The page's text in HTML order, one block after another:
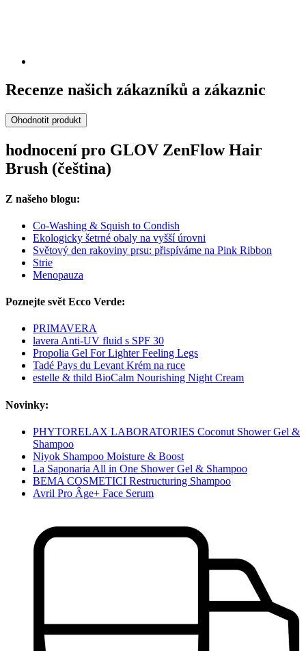
Recenze našich zákazníků a zákaznic
Ohodnotit produkt
hodnocení pro GLOV ZenFlow Hair
Brush (čeština)
Z našeho blogu:
Co-Washing & Squish to Condish
Ekologicky šetrné obaly na vyšší úrovni
Světový den rakoviny prsu: přispíváme na Pink Ribbon
Strie
Menopauza
Poznejte svět Ecco Verde:
PRIMAVERA
lavera Anti-UV fluid s SPF 30
Propolia Gel For Lighter Feeling Legs
Tadé Pays du Levant Krém na ruce
estelle & thild BioCalm Nourishing Night Cream
Novinky:
PHYTORELAX LABORATORIES Coconut Shower Gel &
Shampoo
Niyok Shampoo Moisture & Boost
La Saponaria All in One Shower Gel & Shampoo
BEMA COSMETICI Restructuring Shampoo
Avril Pro Âge+ Face Serum